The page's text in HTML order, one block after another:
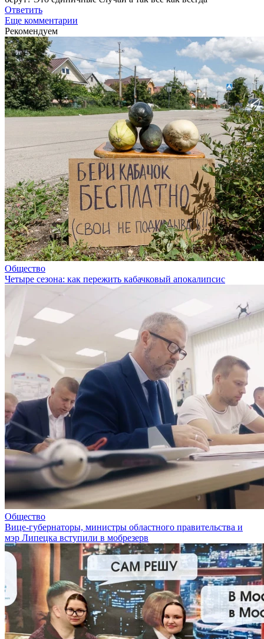
Ответить
Еще комментарии
Рекомендуем
Общество
Четыре сезона: как пережить кабачковый апокалипсис
Общество
Вице-губернаторы, министры областного правительства и
мэр Липецка вступили в мобрезерв